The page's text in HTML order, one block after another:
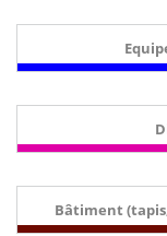
Bâtiment